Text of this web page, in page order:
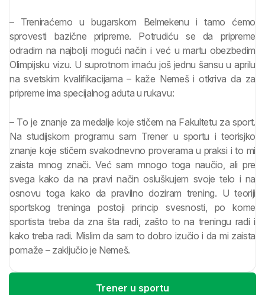
– Treniraćemo u bugarskom Belmekenu i tamo ćemo
sprovesti bazične pripreme. Potrudiću se da pripreme
odradim na najbolji mogući način i već u martu obezbedim
Olimpijsku vizu. U suprotnom imaću još jednu šansu u aprilu
na svetskim kvalifikacijama – kaže Nemeš i otkriva da za
pripreme ima specijalnog aduta u rukavu:
– To je znanje za medalje koje stičem na Fakultetu za sport.
Na studijskom programu sam Trener u sportu i teorisjko
znanje koje stičem svakodnevno proverama u praksi i to mi
zaista mnog znači. Već sam mnogo toga naučio, ali pre
svega kako da na pravi način osluškujem svoje telo i na
osnovu toga kako da pravilno doziram trening. U teoriji
sportskog treninga postoji princip svesnosti, po kome
sportista treba da zna šta radi, zašto to na treningu radi i
kako treba radi. Mislim da sam to dobro izučio i da mi zaista
pomaže – zaključio je Nemeš.
Trener u sportu